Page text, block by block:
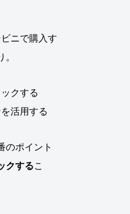
ニで購入す
クする
活用する
のポイント
クするこ